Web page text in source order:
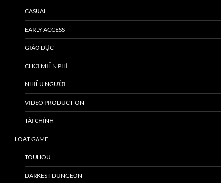
CASUAL
EARLY ACCESS
GIÁO DỤC
CHƠI MIỄN PHÍ
NHIỀU NGƯỜI
VIDEO PRODUCTION
TÀI CHÍNH
LOẠT GAME
TOUHOU
DARKEST DUNGEON